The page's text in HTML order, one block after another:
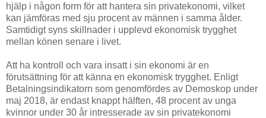
hjälp i någon form för att hantera sin privatekonomi, vilket
kan jämföras med sju procent av männen i samma ålder.
Samtidigt syns skillnader i upplevd ekonomisk trygghet
mellan könen senare i livet.
Att ha kontroll och vara insatt i sin ekonomi är en
förutsättning för att känna en ekonomisk trygghet. Enligt
Betalningsindikatorn som genomfördes av Demoskop under
maj 2018, är endast knappt hälften, 48 procent av unga
kvinnor under 30 år intresserade av sin privatekonomi